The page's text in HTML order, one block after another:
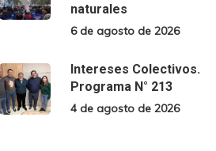
naturales
6 de agosto de 2026
Intereses Colectivos.
Programa N° 213
4 de agosto de 2026